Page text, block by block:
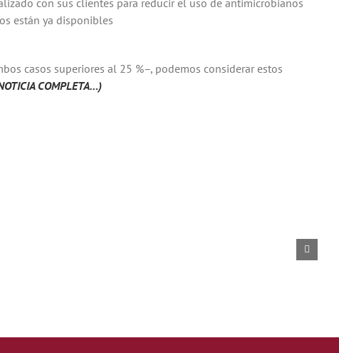
con sus clientes para reducir el uso de antimicrobianos
están ya disponibles
casos superiores al 25 %–, podemos considerar estos
COMPLETA…)